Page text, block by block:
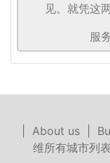
见。就凭这
服
About us|
维所有城市列表